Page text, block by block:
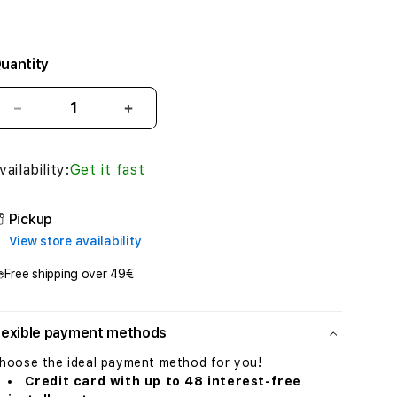
Decrease
quantity
Bleecker
Love
Star
Laptop
Case
14&quot;
Increase
quantity
Bleecker
Laptop
Case
14&quot;
Get it fast
Pickup
View store availability
Free shipping over 49€
payment methods
the ideal payment method for you!
Credit card with up to 48 interest-free